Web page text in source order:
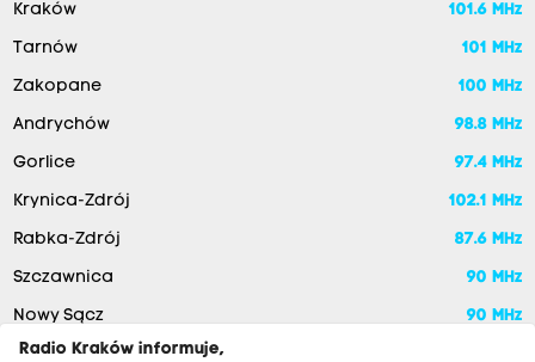
Kraków 101.6 MHz
Tarnów 101 MHz
Zakopane 100 MHz
Andrychów 98.8 MHz
Gorlice 97.4 MHz
Krynica-Zdrój 102.1 MHz
Rabka-Zdrój 87.6 MHz
Szczawnica 90 MHz
Nowy Sącz
90 MHz
Radio Kraków informuje,